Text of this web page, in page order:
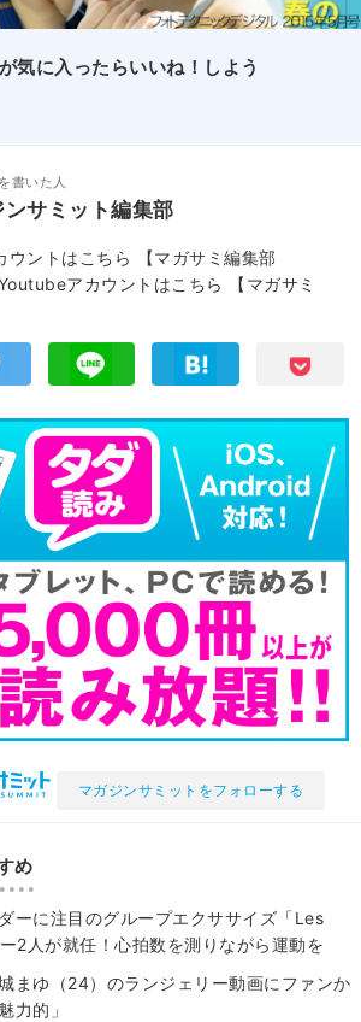
気に入ったらいいね！しよう
書いた人
ンサミット編集部
ントはこちら
【マガサミ編集部
アカウントはこちら
【マガサミ
マガジンサミットをフォローする
め
ーに注目のグループエクササイズ「Les
2人が就任！心拍数を測りながら運動を
まゆ（24）のランジェリー動画にファンか
力的」